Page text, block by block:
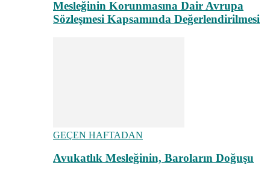
Mesleğinin Korunmasına Dair Avrupa
Sözleşmesi Kapsamında Değerlendirilmesi
GEÇEN HAFTADAN
Avukatlık Mesleğinin, Baroların Doğuşu